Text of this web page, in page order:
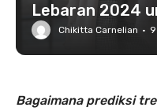
Lebaran 2024
Chikitta Carnelian · 9
Bagaimana prediksi